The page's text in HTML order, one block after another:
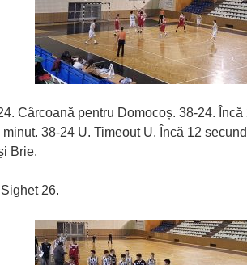
Cârcoană pentru Domocoș. 38-24.
38-24 U. Timeout U. Încă 12
Brie.
26.